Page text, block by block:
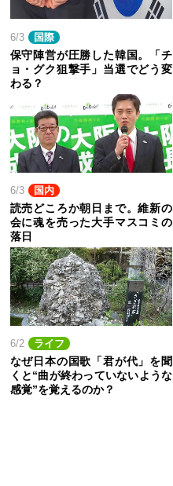
6/3 国際
保守陣営が圧勝した韓国。「チ
ョ・グク狙撃手」当選でどう変
わる？
6/3 国内
読売どころか朝日まで。維新の
会に魂を売った大手マスコミの
落日
6/2 ライフ
なぜ日本の国歌「君が代」を聞
くと“曲が終わっていないような
感覚”を覚えるのか？